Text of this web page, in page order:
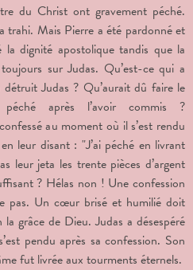
du Christ ont gravement péché.
trahi. Mais Pierre a été pardonné et
dignité apostolique tandis que la
sur Judas. Qu’est-ce qui a
Judas ? Qu’aurait dû faire le
après l’avoir commis ?
au moment où il s’est rendu
leur disant : "J’ai péché en livrant
leur jeta les trente pièces d’argent
? Hélas non ! Une confession
pas. Un cœur brisé et humilié doit
grâce de Dieu. Judas a désespéré
pendu après sa confession. Son
fut livrée aux tourments éternels.